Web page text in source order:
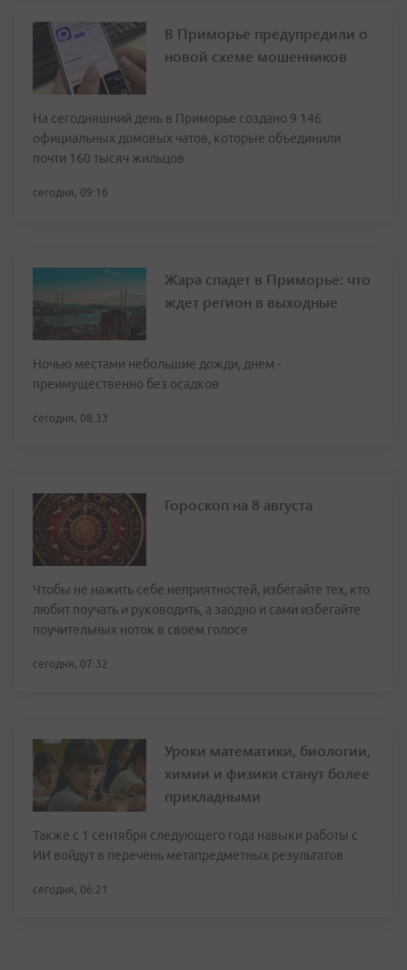
В Приморье предупредили о
новой схеме мошенников
На сегодняшний день в Приморье создано 9 146
официальных домовых чатов, которые объединили
почти 160 тысяч жильцов
сегодня, 09:16
Жара спадет в Приморье: что
ждет регион в выходные
Ночью местами небольшие дожди, днем -
преимущественно без осадков
сегодня, 08:33
Гороскоп на 8 августа
Чтобы не нажить себе неприятностей, избегайте тех, кто
любит поучать и руководить, а заодно и сами избегайте
поучительных ноток в своем голосе
сегодня, 07:32
Уроки математики, биологии,
химии и физики станут более
прикладными
Также с 1 сентября следующего года навыки работы с
ИИ войдут в перечень метапредметных результатов
сегодня, 06:21